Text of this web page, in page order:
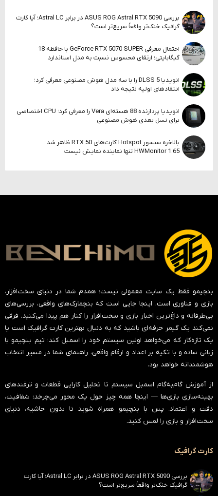
بررسی ASUS ROG Astral RTX 5090 در برابر Astral LC؛ آیا کارت
گرافیک خنک‌تر واقعاً سریع‌تر است؟
احتمال معرفی GeForce RTX 5070 SUPER با حافظه 18
گیگابایتی؛ ارتقای محسوس نسبت به مدل استاندارد
انویدیا DLSS 5 را با سه مدل هوش مصنوعی معرفی کرد؛
انتقادهای اولیه نتیجه داد
انویدیا پردازنده 88 هسته‌ای Vera را معرفی کرد؛ CPU اختصاصی
برای نسل بعدی هوش مصنوعی
بالاخره سنسور Hotspot کارت‌های RTX 50 ظاهر شد؛
HWMonitor 1.65 تنها نماینده نمایش نیست
بنچیمو فقط یک سایت معمولی نیست؛ همدم شما در دنیای سخت‌افزار،
بازی و فناوری است. اینجا جایی است که بنچمارک‌های واقعی، بررسی‌های
بی‌طرفانه و داغ‌ترین اخبار بازی و سخت‌افزار را کنار هم پیدا می‌کنید. فرقی
نمی‌کند یک گیمر حرفه‌ای باشید که به دنبال بهترین کارت گرافیک است یا
یک تازه‌کار که می‌خواهد اولین سیستم خود را اسمبل کند؛ تیم بنچیمو با
زبانی ساده و با تکیه بر اعداد و ارقام واقعی، راهنمای شما در مسیر انتخاب
هوشمندانه خواهد بود.
از آموزش گام‌به‌گام اسمبل سیستم تا تحلیل کارایی قطعات و ترفندهای
بهینه‌سازی بازی‌ها — اینجا همه چیز حول یک محور می‌چرخد: شفافیت،
دقت و اعتماد. پس با بنچیمو همراه شوید تا بدون حاشیه، دنیای
سخت‌افزار و بازی را لمس کنید.
کارت گرافیک
بررسی ASUS ROG Astral RTX 5090 در برابر Astral LC؛ آیا کارت
گرافیک خنک‌تر واقعاً سریع‌تر است؟